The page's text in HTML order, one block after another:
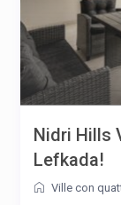
Nidri Hills
Lefkada!
Ville con